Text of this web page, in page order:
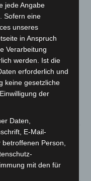
und
Rätsel,
alle Sinne. Eine
Jahren mit einem
– „Lili
jede Angabe
Sofern eine
unseres
in Anspruch
Verarbeitung
werden. Ist die
erforderlich und
keine gesetzliche
der
Daten,
E-Mail-
Person,
mit den für